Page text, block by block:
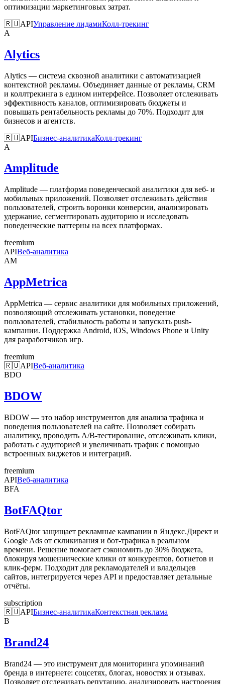
оптимизации маркетинговых затрат.
🇷🇺APIУправление лидамиКолл-трекинг
A
Alytics
Alytics — система сквозной аналитики с автоматизацией
контекстной рекламы. Объединяет данные от рекламы, CRM
и коллтрекинга в едином интерфейсе. Позволяет отслеживать
эффективность каналов, оптимизировать бюджеты и
повышать рентабельность рекламы до 70%. Подходит для
бизнесов и агентств.
🇷🇺APIБизнес-аналитикаКолл-трекинг
A
Amplitude
Amplitude — платформа поведенческой аналитики для веб- и
мобильных приложений. Позволяет отслеживать действия
пользователей, строить воронки конверсии, анализировать
удержание, сегментировать аудиторию и исследовать
поведенческие паттерны на всех платформах.
freemium
APIВеб-аналитика
AM
AppMetrica
AppMetrica — сервис аналитики для мобильных приложений,
позволяющий отслеживать установки, поведение
пользователей, стабильность работы и запускать push-
кампании. Поддержка Android, iOS, Windows Phone и Unity
для разработчиков игр.
freemium
🇷🇺APIВеб-аналитика
BDO
BDOW
BDOW — это набор инструментов для анализа трафика и
поведения пользователей на сайте. Позволяет собирать
аналитику, проводить A/B-тестирование, отслеживать клики,
работать с аудиторией и увеличивать трафик с помощью
встроенных виджетов и интеграций.
freemium
APIВеб-аналитика
BFA
BotFAQtor
BotFAQtor защищает рекламные кампании в Яндекс.Директ и
Google Ads от скликивания и бот-трафика в реальном
времени. Решение помогает сэкономить до 30% бюджета,
блокируя мошеннические клики от конкурентов, ботнетов и
клик-ферм. Подходит для рекламодателей и владельцев
сайтов, интегрируется через API и предоставляет детальные
отчёты.
subscription
🇷🇺APIБизнес-аналитикаКонтекстная реклама
B
Brand24
Brand24 — это инструмент для мониторинга упоминаний
бренда в интернете: соцсетях, блогах, новостях и отзывах.
Позволяет отслеживать репутацию, анализировать настроения